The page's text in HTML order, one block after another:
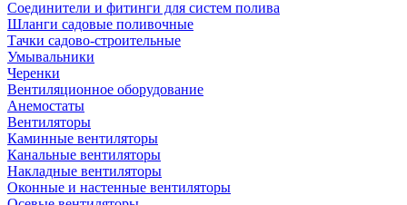
Соединители и фитинги для систем полива
Шланги садовые поливочные
Тачки садово-строительные
Умывальники
Черенки
Вентиляционное оборудование
Анемостаты
Вентиляторы
Каминные вентиляторы
Канальные вентиляторы
Накладные вентиляторы
Оконные и настенные вентиляторы